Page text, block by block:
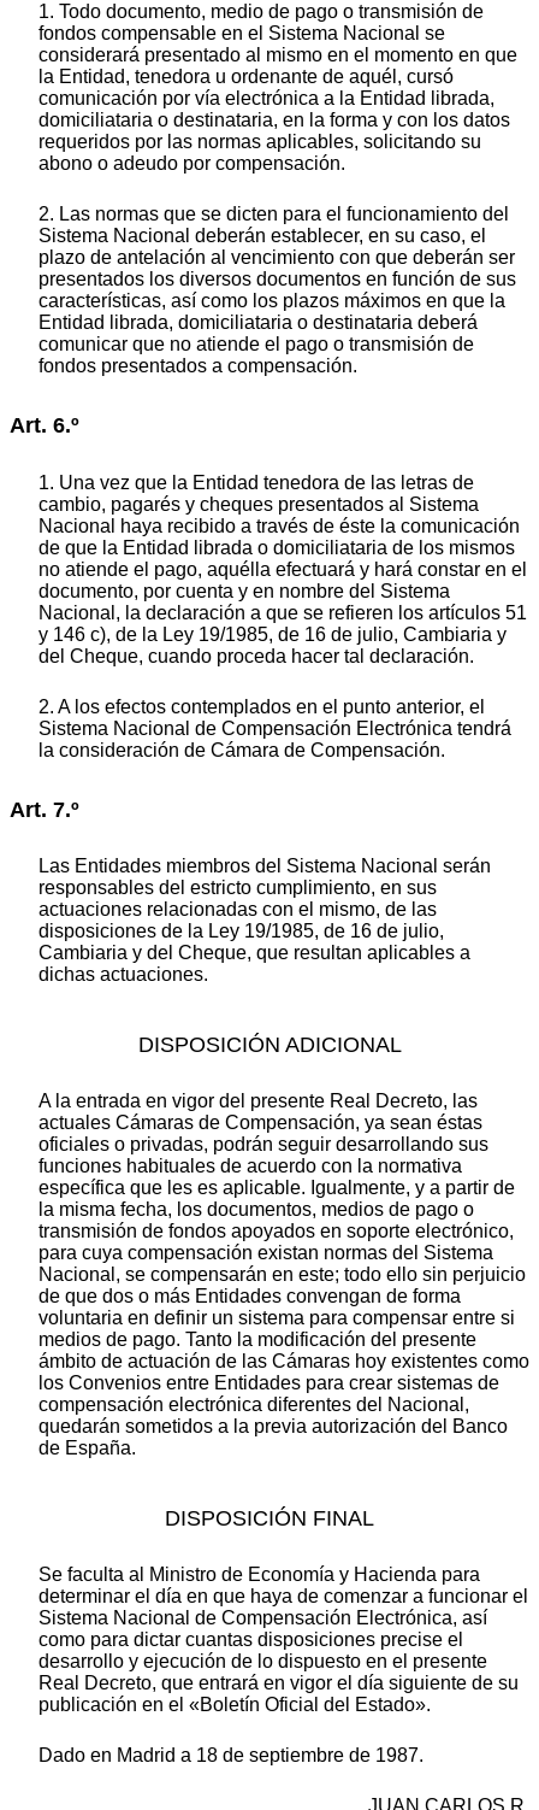
1. Todo documento, medio de pago o transmisión de
fondos compensable en el Sistema Nacional se
considerará presentado al mismo en el momento en que
la Entidad, tenedora u ordenante de aquél, cursó
comunicación por vía electrónica a la Entidad librada,
domiciliataria o destinataria, en la forma y con los datos
requeridos por las normas aplicables, solicitando su
abono o adeudo por compensación.
2. Las normas que se dicten para el funcionamiento del
Sistema Nacional deberán establecer, en su caso, el
plazo de antelación al vencimiento con que deberán ser
presentados los diversos documentos en función de sus
características, así como los plazos máximos en que la
Entidad librada, domiciliataria o destinataria deberá
comunicar que no atiende el pago o transmisión de
fondos presentados a compensación.
Art. 6.º
1. Una vez que la Entidad tenedora de las letras de
cambio, pagarés y cheques presentados al Sistema
Nacional haya recibido a través de éste la comunicación
de que la Entidad librada o domiciliataria de los mismos
no atiende el pago, aquélla efectuará y hará constar en el
documento, por cuenta y en nombre del Sistema
Nacional, la declaración a que se refieren los artículos 51
y 146 c), de la Ley 19/1985, de 16 de julio, Cambiaria y
del Cheque, cuando proceda hacer tal declaración.
2. A los efectos contemplados en el punto anterior, el
Sistema Nacional de Compensación Electrónica tendrá
la consideración de Cámara de Compensación.
Art. 7.º
Las Entidades miembros del Sistema Nacional serán
responsables del estricto cumplimiento, en sus
actuaciones relacionadas con el mismo, de las
disposiciones de la Ley 19/1985, de 16 de julio,
Cambiaria y del Cheque, que resultan aplicables a
dichas actuaciones.
DISPOSICIÓN ADICIONAL
A la entrada en vigor del presente Real Decreto, las
actuales Cámaras de Compensación, ya sean éstas
oficiales o privadas, podrán seguir desarrollando sus
funciones habituales de acuerdo con la normativa
específica que les es aplicable. Igualmente, y a partir de
la misma fecha, los documentos, medios de pago o
transmisión de fondos apoyados en soporte electrónico,
para cuya compensación existan normas del Sistema
Nacional, se compensarán en este; todo ello sin perjuicio
de que dos o más Entidades convengan de forma
voluntaria en definir un sistema para compensar entre si
medios de pago. Tanto la modificación del presente
ámbito de actuación de las Cámaras hoy existentes como
los Convenios entre Entidades para crear sistemas de
compensación electrónica diferentes del Nacional,
quedarán sometidos a la previa autorización del Banco
de España.
DISPOSICIÓN FINAL
Se faculta al Ministro de Economía y Hacienda para
determinar el día en que haya de comenzar a funcionar el
Sistema Nacional de Compensación Electrónica, así
como para dictar cuantas disposiciones precise el
desarrollo y ejecución de lo dispuesto en el presente
Real Decreto, que entrará en vigor el día siguiente de su
publicación en el «Boletín Oficial del Estado».
Dado en Madrid a 18 de septiembre de 1987.